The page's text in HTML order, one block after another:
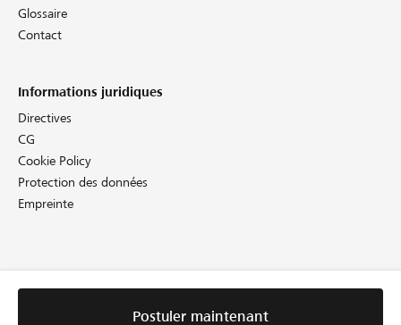
Postuler maintenant
Glossaire
Contact
Informations juridiques
Directives
CG
Cookie Policy
Protection des données
Empreinte